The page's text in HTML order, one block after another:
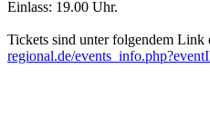
Einlass: 19.00 Uhr.
Tickets sind unter folgendem Link
regional.de/